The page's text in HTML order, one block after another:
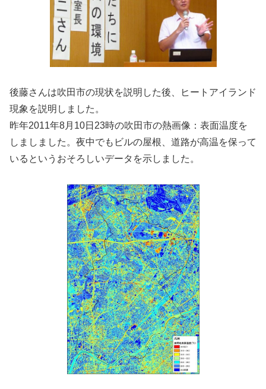
後藤さんは吹田市の現状を説明した後、ヒートアイランド
現象を説明しました。
昨年2011年8月10日23時の吹田市の熱画像：表面温度を
しましました。夜中でもビルの屋根、道路が高温を保って
いるというおそろしいデータを示しました。